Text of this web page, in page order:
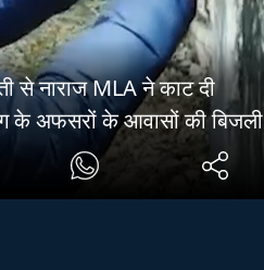
से नाराज MLA ने काट दी
के अफसरों के आवासों की बिजली